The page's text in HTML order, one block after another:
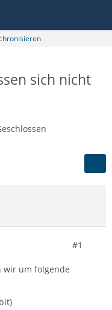
sich nicht
#1
wir um folgende